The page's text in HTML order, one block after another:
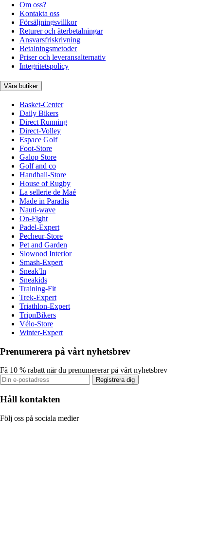
Om oss?
Kontakta oss
Försäljningsvillkor
Returer och återbetalningar
Ansvarsfriskrivning
Betalningsmetoder
Priser och leveransalternativ
Integritetspolicy
Våra butiker
Basket-Center
Daily Bikers
Direct Running
Direct-Volley
Espace Golf
Foot-Store
Galop Store
Golf and co
Handball-Store
House of Rugby
La sellerie de Maé
Made in Paradis
Nauti-wave
On-Fight
Padel-Expert
Pecheur-Store
Pet and Garden
Slowood Interior
Smash-Expert
Sneak'In
Sneakids
Training-Fit
Trek-Expert
Triathlon-Expert
TripnBikers
Vélo-Store
Winter-Expert
Prenumerera på vårt nyhetsbrev
Få 10 % rabatt när du prenumererar på vårt nyhetsbrev
Registrera dig
Håll kontakten
Följ oss på sociala medier